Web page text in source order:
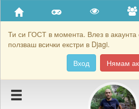
Ти си ГОСТ в момента. Влез в акаунта
ползваш всички екстри в Djagi.
Вход
Нямам
Приятели
Хронология на игри
Подаръците на Evgen1985